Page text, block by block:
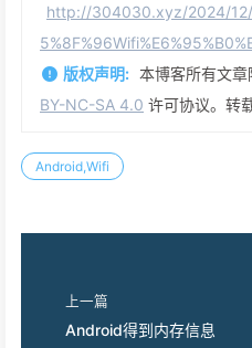
http://304030.xyz/2024/12/
版权声明: 本博客所有文
BY-NC-SA 4.0 许可协议。转
Android,Wifi
上一篇
Android得到内存信息